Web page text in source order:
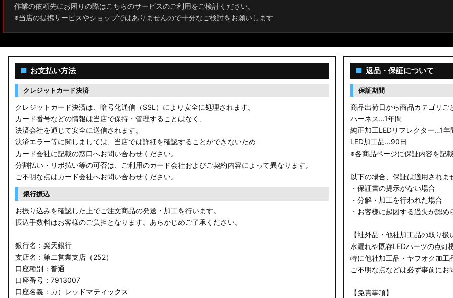
AYH30/GGH30/35/AGH30/35 ヴェルファイア
ZWR90W/ZWR95W/MZRA90W/MZRA95W ノア/ヴォクシー
ZRR80 ノア/ヴォクシー
MXPL10G/MXPL15G/MXPC10G シエンタ
NHP17/NSP17NCP17 シエンタ
M900A/M910A ルーミー
A200A/A210A ライズ
E52 エルグランド
T32 エクストレイル
C28 セレナ
作業の依頼先にお困りの際はこちらのサービスのご利用をご検討ください。
※当店の提携サービスやショップではありませんので十分なご検討をお願いします
■ お支払い方法
クレジットカード決済
クレジットカード決済は、暗号化通信（SSL）により安全に処理されます。
カード番号などの情報は当店で保持・管理することはなく、
決済会社を通じて安全に送信されます。
決済エラー等に関しましては、当店では詳細を確認することができないため
カード会社に記載の窓口へお問い合わせください。
分割払い・リボ払い等の可否は、ご利用のカード会社およびご契約内容によって異なります。
ご不明な点はカード会社へお問い合わせください。
銀行振込
お振り込みを確認した上でご注文商品の発送・加工を行います。
振込手数料はお客様のご負担となります。あらかじめご了承ください。
銀行名：楽天銀行
支店名：第二営業支店（252）
口座種別：普通
口座番号：7913007
口座名義：カ）レッドマティックス
■ 返品・保証について
保証期間
商品出荷日から商品カテゴリご
ハーネス…1年間
純正加工LEDリフレクター…1年
LED加工品…90日
※各商品ページに保証内容を記
以下の場合、保証は適用されま
・保証書の提示がない場合
・分解・加工を行われた場合
・お客様に起因する過失が認め
【社外品・他社加工品の取り扱
水漏れや既存LEDパーツの点灯
特に他社加工品・ヤフオク加
ご不明な点などは必ず事前にお
【免責事項】